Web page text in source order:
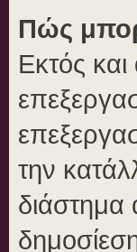
Πώς
Εκτός και
την
διάστημα